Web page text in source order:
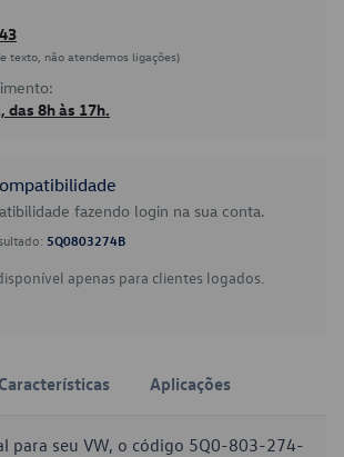
texto, não atendemos ligações)
das 8h às 17h.
fazendo login na sua conta.
5Q0803274B
apenas para clientes logados.
Características Aplicações
para seu VW, o código 5Q0-803-274-